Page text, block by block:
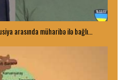
arasında müharibə ilə bağlı…